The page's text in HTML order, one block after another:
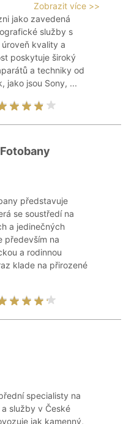
Zobrazit více >>
jako zavedená
služby s
kvality a
poskytuje široký
a techniky od
jako jsou Sony, ...
představuje
se soustředí na
a jedinečných
především na
a rodinnou
klade na přirozené
specialisty na
služby v České
jak kamenný,